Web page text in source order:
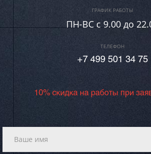
ГРАФИК РАБОТЫ
ПН-ВC c 9.00 до
ТЕЛЕФОН
+7 499 501 34 75
10% скидка на работы при